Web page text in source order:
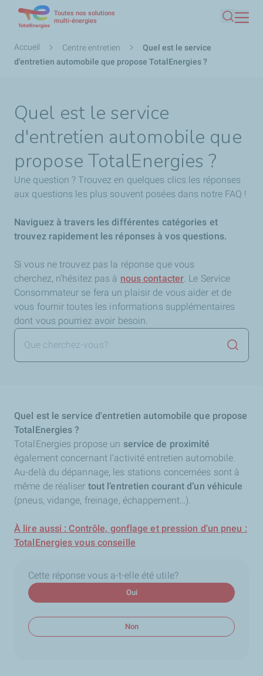
contenu
principal
Toutes nos solutions
multi-énergies
Fil
d'Ariane
Accueil Centre entretien
Quel est le service
d'entretien automobile que propose TotalEnergies ?
Quel est le service
d'entretien automobile que
propose TotalEnergies ?
Une question ? Trouvez en quelques clics les réponses
aux questions les plus souvent posées dans notre FAQ !
Naviguez à travers les différentes catégories et
trouvez rapidement les réponses à vos questions.
Si vous ne trouvez pas la réponse que vous
cherchez, n'hésitez pas à nous contacter. Le Service
Consommateur se fera un plaisir de vous aider et de
vous fournir toutes les informations supplémentaires
dont vous pourriez avoir besoin.
Quel est le service d'entretien automobile que propose
TotalEnergies ?
TotalEnergies propose un service de proximité
également concernant l’activité entretien automobile.
Au-delà du dépannage, les stations concernées sont à
même de réaliser tout l’entretien courant d’un véhicule
(pneus, vidange, freinage, échappement…).
À lire aussi : Contrôle, gonflage et pression d'un pneu :
TotalEnergies vous conseille
Cette réponse vous a-t-elle été utile?
Oui
Non